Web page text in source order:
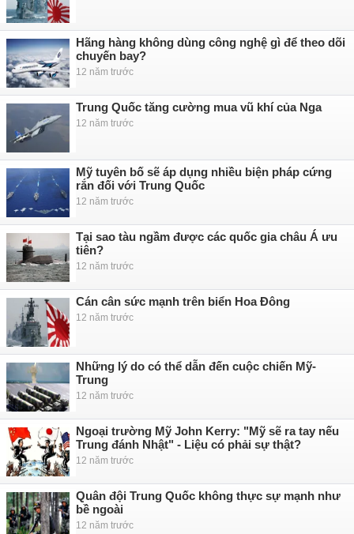
Hãng hàng không dùng công nghệ gì để theo dõi
chuyến bay?
12 năm trước
Trung Quốc tăng cường mua vũ khí của Nga
12 năm trước
Mỹ tuyên bố sẽ áp dụng nhiều biện pháp cứng
rắn đối với Trung Quốc
12 năm trước
Tại sao tàu ngầm được các quốc gia châu Á ưu
tiên?
12 năm trước
Cán cân sức mạnh trên biển Hoa Đông
12 năm trước
Những lý do có thể dẫn đến cuộc chiến Mỹ-
Trung
12 năm trước
Ngoại trường Mỹ John Kerry: "Mỹ sẽ ra tay nếu
Trung đánh Nhật" - Liệu có phải sự thật?
12 năm trước
Quân đội Trung Quốc không thực sự mạnh như
bề ngoài
12 năm trước